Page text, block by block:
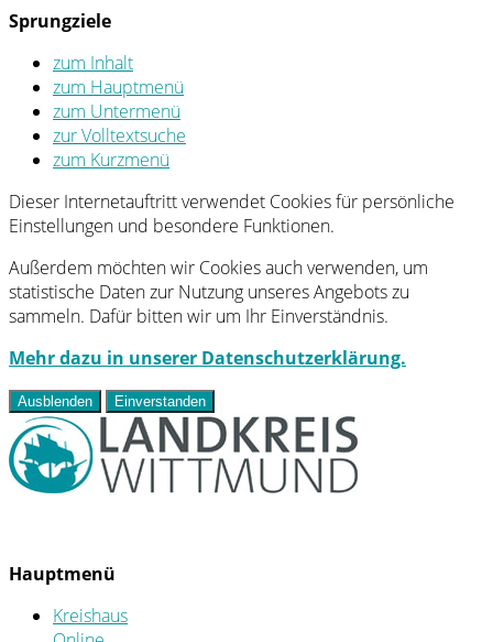
Sprungziele
zum Inhalt
zum Hauptmenü
zum Untermenü
zur Volltextsuche
zum Kurzmenü
Dieser Internetauftritt verwendet Cookies für persönliche
Einstellungen und besondere Funktionen.
Außerdem möchten wir Cookies auch verwenden, um
statistische Daten zur Nutzung unseres Angebots zu
sammeln. Dafür bitten wir um Ihr Einverständnis.
Mehr dazu in unserer Datenschutzerklärung.
Ausblenden Einverstanden
Hauptmenü
Kreishaus